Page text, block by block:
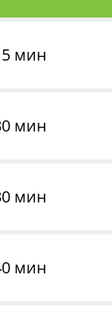
мин
мин
мин
мин